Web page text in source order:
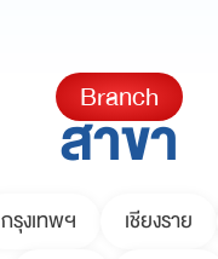
Branch
สาขา
กรุงเทพฯ เชียงราย